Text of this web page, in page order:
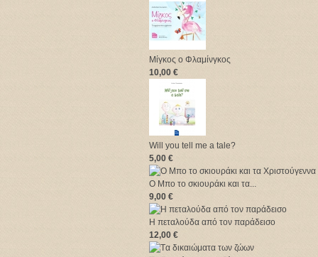
Μίγκος ο Φλαμίνγκος
10,00 €
Will you tell me a tale?
5,00 €
Ο Μπο το σκιουράκι και τα...
9,00 €
Η πεταλούδα από τον παράδεισο
12,00 €